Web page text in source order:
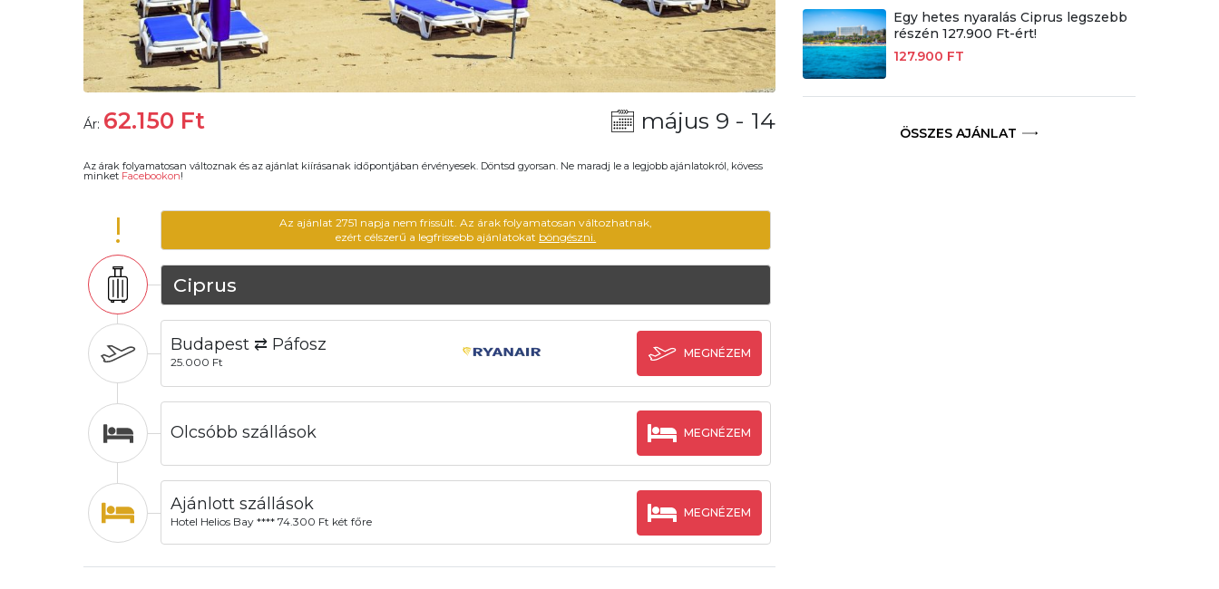
Ár: 62.150 Ft május 9 - 14
Az árak folyamatosan változnak és az ajánlat kiírásanak időpontjában érvényesek. Döntsd gyorsan. Ne maradj le a legjobb ajánlatokról, kövess
minket Facebookon!
!
Az ajánlat 2751 napja nem frissült. Az árak folyamatosan változhatnak,
ezért célszerű a legfrissebb ajánlatokat böngészni.
Ciprus
Budapest ⇄ Páfosz
25.000 Ft
MEGNÉZEM
Olcsóbb szállások MEGNÉZEM
Ajánlott szállások
Hotel Helios Bay **** 74.300 Ft két főre
MEGNÉZEM
Egy hetes nyaralás Ciprus legszebb
részén 127.900 Ft-ért!
127.900 FT
ÖSSZES AJÁNLAT